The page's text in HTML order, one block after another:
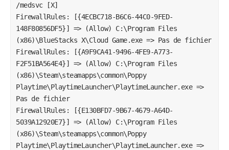
/medsvc [X]
FirewallRules: [{4ECBC718-B6C6-44C0-9FED-
148F80856DF5}] => (Allow) C:\Program Files
(x86)\BlueStacks X\Cloud Game.exe => Pas de fichier
FirewallRules: [{A9F9CA41-9496-4FE9-A773-
F2F51BA564E4}] => (Allow) C:\Program Files
(x86)\Steam\steamapps\common\Poppy
Playtime\PlaytimeLauncher\PlaytimeLauncher.exe =>
Pas de fichier
FirewallRules: [{E130BFD7-9B67-4679-A64D-
5039A12920E7}] => (Allow) C:\Program Files
(x86)\Steam\steamapps\common\Poppy
Playtime\PlaytimeLauncher\PlaytimeLauncher.exe =>